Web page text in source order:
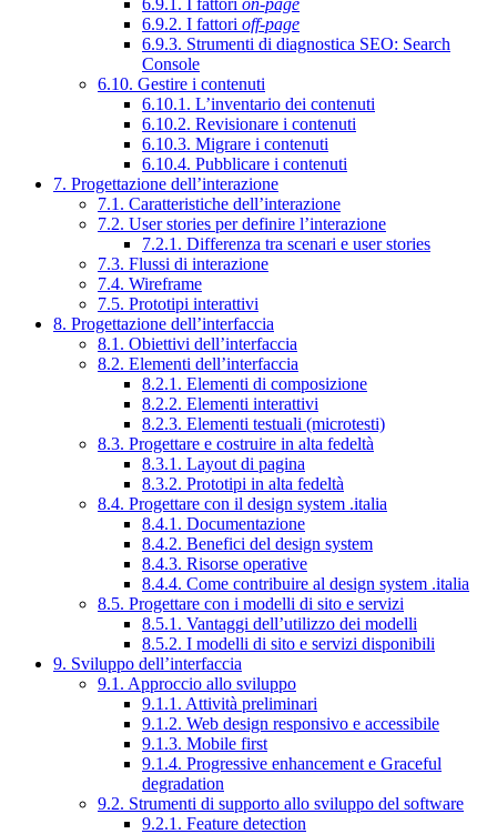
6.9.2. I fattori off-page
6.9.3. Strumenti di diagnostica SEO: Search
Console
6.10. Gestire i contenuti
6.10.1. L’inventario dei contenuti
6.10.2. Revisionare i contenuti
6.10.3. Migrare i contenuti
6.10.4. Pubblicare i contenuti
7. Progettazione dell’interazione
7.1. Caratteristiche dell’interazione
7.2. User stories per definire l’interazione
7.2.1. Differenza tra scenari e user stories
7.3. Flussi di interazione
7.4. Wireframe
7.5. Prototipi interattivi
8. Progettazione dell’interfaccia
8.1. Obiettivi dell’interfaccia
8.2. Elementi dell’interfaccia
8.2.1. Elementi di composizione
8.2.2. Elementi interattivi
8.2.3. Elementi testuali (microtesti)
8.3. Progettare e costruire in alta fedeltà
8.3.1. Layout di pagina
8.3.2. Prototipi in alta fedeltà
8.4. Progettare con il design system .italia
8.4.1. Documentazione
8.4.2. Benefici del design system
8.4.3. Risorse operative
8.4.4. Come contribuire al design system .italia
8.5. Progettare con i modelli di sito e servizi
8.5.1. Vantaggi dell’utilizzo dei modelli
8.5.2. I modelli di sito e servizi disponibili
9. Sviluppo dell’interfaccia
9.1. Approccio allo sviluppo
9.1.1. Attività preliminari
9.1.2. Web design responsivo e accessibile
9.1.3. Mobile first
9.1.4. Progressive enhancement e Graceful
degradation
9.2. Strumenti di supporto allo sviluppo del software
9.2.1. Feature detection